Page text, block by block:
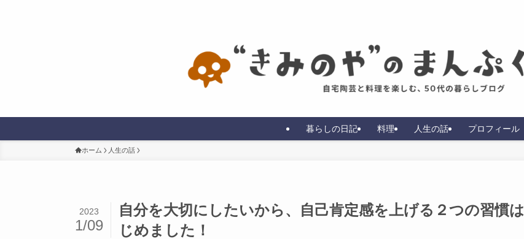
暮らしの日記 料理 人生の話 プロフィール
ホーム 人生の話
自分を大切にしたいから、自己肯定感を上げる２つの習慣は
じめました！
2023
1/09